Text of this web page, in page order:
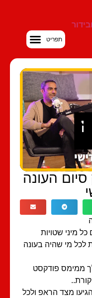
העונה
שהיה בעונה
פודקסט
הראפ ולכל